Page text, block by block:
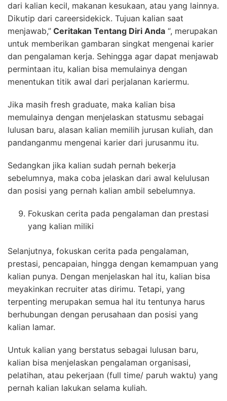
dari kalian kecil, makanan kesukaan, atau yang lainnya.
Dikutip dari careersidekick. Tujuan kalian saat
menjawab,” Ceritakan Tentang Diri Anda “, merupakan
untuk memberikan gambaran singkat mengenai karier
dan pengalaman kerja. Sehingga agar dapat menjawab
permintaan itu, kalian bisa memulainya dengan
menentukan titik awal dari perjalanan kariermu.
Jika masih fresh graduate, maka kalian bisa
memulainya dengan menjelaskan statusmu sebagai
lulusan baru, alasan kalian memilih jurusan kuliah, dan
pandanganmu mengenai karier dari jurusanmu itu.
Sedangkan jika kalian sudah pernah bekerja
sebelumnya, maka coba jelaskan dari awal kelulusan
dan posisi yang pernah kalian ambil sebelumnya.
Fokuskan cerita pada pengalaman dan prestasi
yang kalian miliki
Selanjutnya, fokuskan cerita pada pengalaman,
prestasi, pencapaian, hingga dengan kemampuan yang
kalian punya. Dengan menjelaskan hal itu, kalian bisa
meyakinkan recruiter atas dirimu. Tetapi, yang
terpenting merupakan semua hal itu tentunya harus
berhubungan dengan perusahaan dan posisi yang
kalian lamar.
Untuk kalian yang berstatus sebagai lulusan baru,
kalian bisa menjelaskan pengalaman organisasi,
pelatihan, atau pekerjaan (full time/ paruh waktu) yang
pernah kalian lakukan selama kuliah.